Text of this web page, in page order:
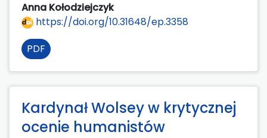
Anna Kołodziejczyk
https://doi.org/10.31648/ep.3358
PDF
Kardynał Wolsey w krytycznej
ocenie humanistów